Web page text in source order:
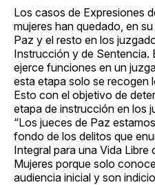
Los casos de Expresiones
mujeres han quedado, en
Paz y el resto en los
Instrucción y de Sentencia.
ejerce funciones en un
esta etapa solo se recogen
Esto con el objetivo de
etapa de instrucción en los
“Los jueces de Paz
fondo de los delitos que
Integral para una Vida Libre
Mujeres porque solo
audiencia inicial y son